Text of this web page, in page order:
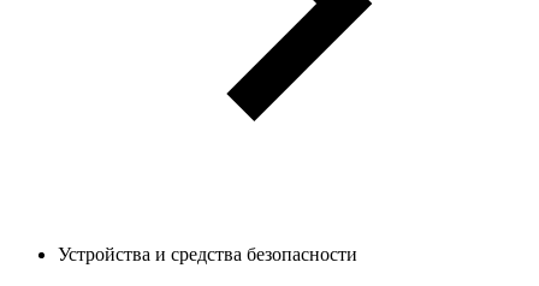
Устройства и средства безопасности